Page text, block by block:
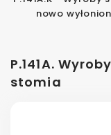
nowo
P.141A.
stomia